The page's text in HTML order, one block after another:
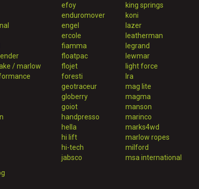
/ marlow
efoy
enduromover
engel
ercole
fiamma
floatpac
flojet
foresti
geotraceur
globerry
goiot
handpresso
hella
hi lift
hi-tech
jabsco
king springs
koni
lazer
leatherman
legrand
lewmar
light force
lra
mag lite
magma
manson
marinco
marks4wd
marlow ropes
milford
msa international